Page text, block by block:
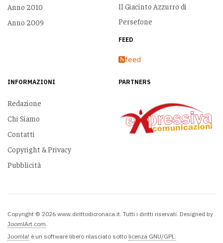
Anno 2010
Anno 2009
Il Giacinto Azzurro di
Persefone
FEED
feed
INFORMAZIONI
Redazione
Chi Siamo
Contatti
Copyright & Privacy
Pubblicità
PARTNERS
Copyright © 2026 www.dirittodicronaca.it. Tutti i diritti riservati. Designed by
JoomlArt.com.
Joomla! è un software libero rilasciato sotto licenza GNU/GPL.